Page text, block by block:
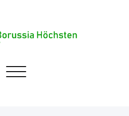
Navigation umschalten